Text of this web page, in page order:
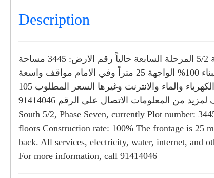
Description
مباشرة من المالك للبيع ارض سكنية وتجارية في المعبيلة الجنوبية 5/2 المرحلة السابعة حالياً رقم الارض: 3445 مساحة
الارض: 400 متر مربع مصرح بالبناء: ارضي + 11 طابقاً نسبة البناء 100% الواجهة 25 متراً وفي الامام مواقف واسعة
للسيارات وفي الخلف سكة تتوفر في هذه المنطقة جميع الخدمات الكهرباء والماء والانترنت وغيرها السعر المطلوب 105
الف لمزيد من المعلومات الاتصال على الرقم 91414046 For sale: Residential and commercial land in Al Maabilah
South 5/2, Phase Seven, currently Plot number:
floors Construction rate: 100% The frontage is 25
back. All services, electricity, water, internet, and
For more information, call 91414046